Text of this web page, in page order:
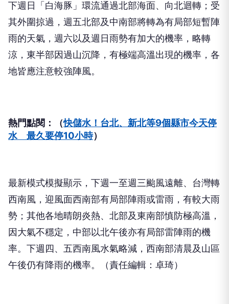
下週日「白海豚」環流通過北部海面、向北迴轉；受
其外圍掠過，週五北部及中南部將轉為有局部短暫陣
雨的天氣，週六以及週日雨勢有加大的機率，略轉
涼，東半部因過山沉降，有極端高溫出現的機率，各
地皆應注意較強陣風。
熱門點閱：（快儲水！台北、新北等9個縣市今天停
水 最久要停10小時）
最新模式模擬顯示，下週一至週三颱風遠離、台灣轉
西南風，迎風面西南部有局部陣雨或雷雨，有較大雨
勢；其他各地晴朗炎熱、北部及東南部慎防極高溫，
因大氣不穩定，中部以北午後亦有局部雷陣雨的機
率。下週四、五西南風水氣略減，西南部清晨及山區
午後仍有降雨的機率。（責任編輯：卓琦）